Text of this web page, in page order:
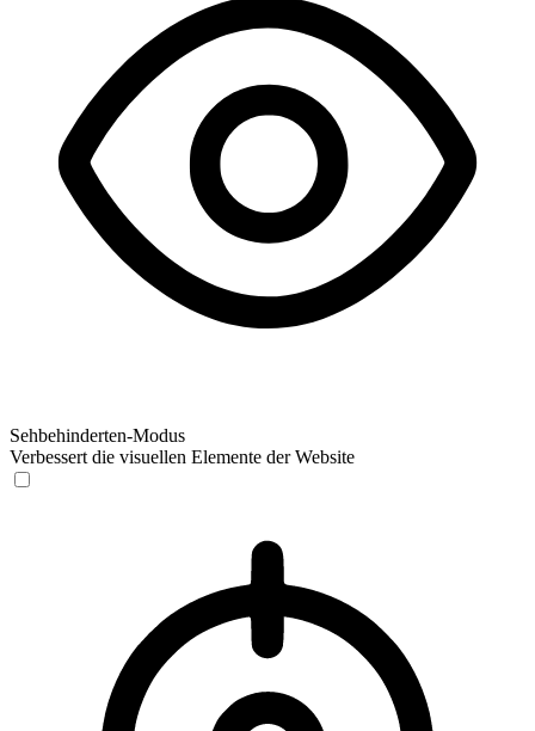
Sehbehinderten-Modus
Verbessert die visuellen Elemente der Website